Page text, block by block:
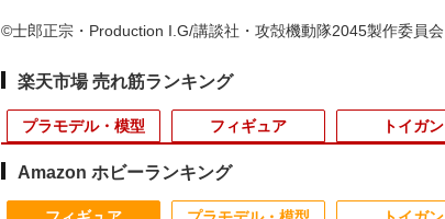
©士郎正宗・Production I.G/講談社・攻殻機動隊2045製作委員会
楽天市場 売れ筋ランキング
プラモデル・模型
2 3 4
フィギュア
2 3 4
トイガン
2 3 4
2 3 4
Amazon ホビーランキング